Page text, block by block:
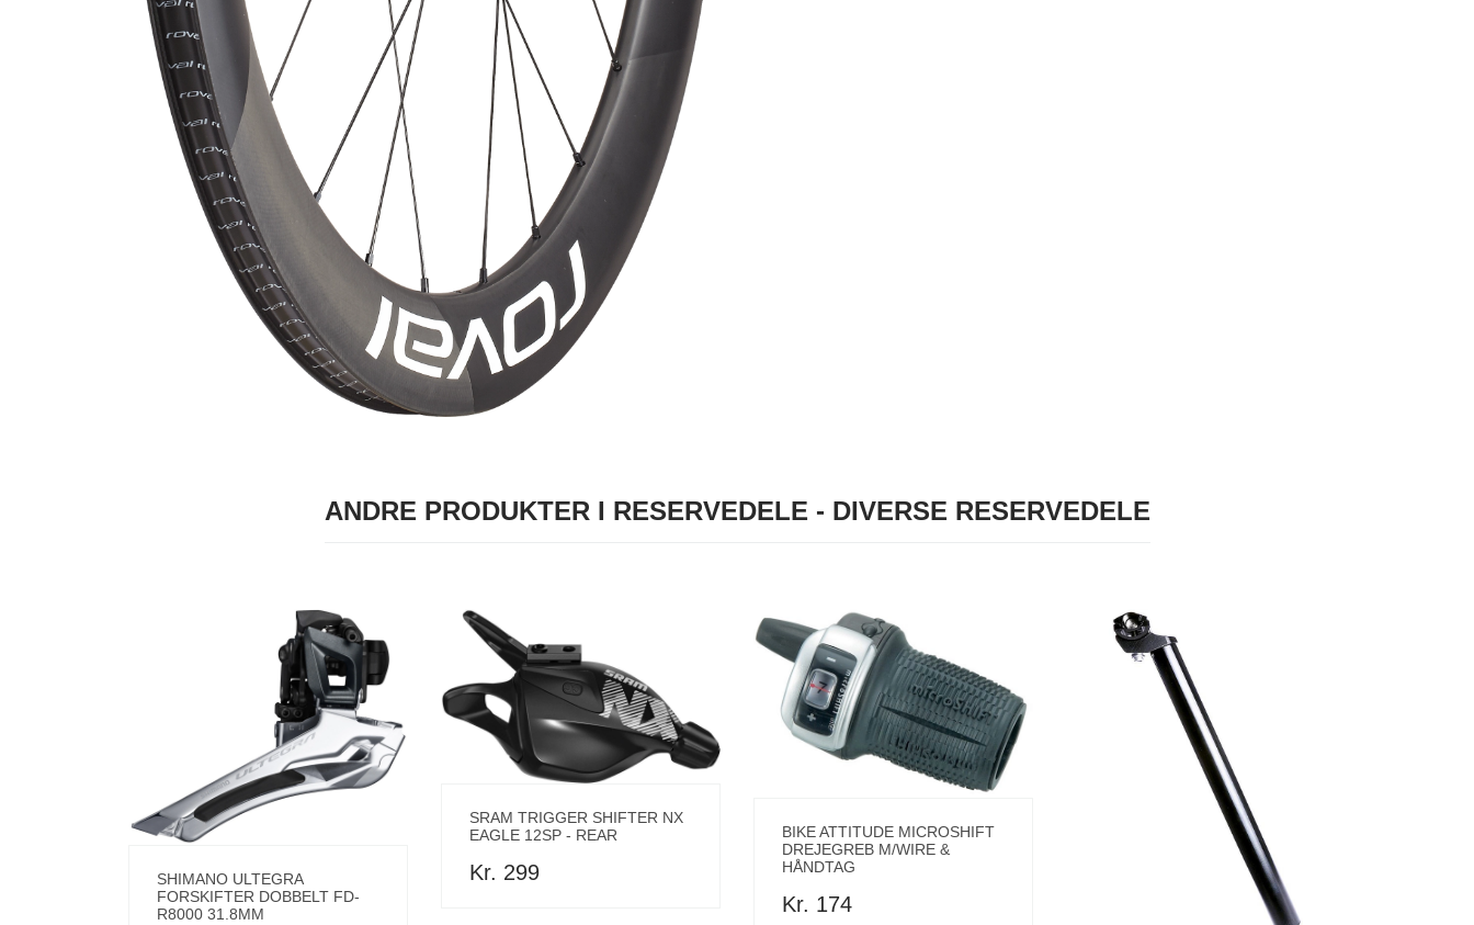
ANDRE PRODUKTER I RESERVEDELE - DIVERSE RESERVEDELE
SHIMANO ULTEGRA
FORSKIFTER DOBBELT FD-
R8000 31.8MM
SRAM TRIGGER SHIFTER NX
EAGLE 12SP - REAR
Kr. 299
BIKE ATTITUDE MICROSHIFT
DREJEGREB M/WIRE &
HÅNDTAG
Kr. 174